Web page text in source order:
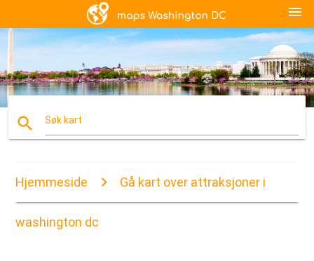
menu
search Søk kart
Hjemmeside Gå kart over attraksjoner i
washington dc